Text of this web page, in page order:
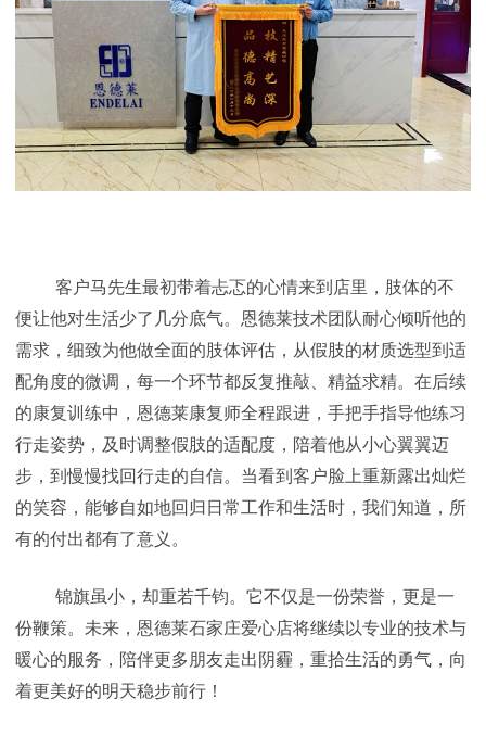
客户马先生最初带着忐忑的心情来到店里，肢体的不
便让他对生活少了几分底气。恩德莱技术团队耐心倾听他的
需求，细致为他做全面的肢体评估，从假肢的材质选型到适
配角度的微调，每一个环节都反复推敲、精益求精。在后续
的康复训练中，恩德莱康复师全程跟进，手把手指导他练习
行走姿势，及时调整假肢的适配度，陪着他从小心翼翼迈
步，到慢慢找回行走的自信。当看到客户脸上重新露出灿烂
的笑容，能够自如地回归日常工作和生活时，我们知道，所
有的付出都有了意义。
锦旗虽小，却重若千钧。它不仅是一份荣誉，更是一
份鞭策。未来，恩德莱石家庄爱心店将继续以专业的技术与
暖心的服务，陪伴更多朋友走出阴霾，重拾生活的勇气，向
着更美好的明天稳步前行！